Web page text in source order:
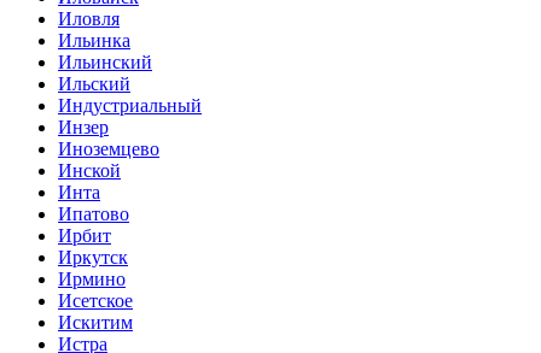
Иловля
Ильинка
Ильинский
Ильский
Индустриальный
Инзер
Иноземцево
Инской
Инта
Ипатово
Ирбит
Иркутск
Ирмино
Исетское
Искитим
Истра